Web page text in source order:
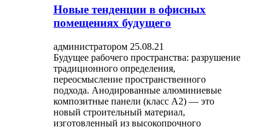
Новые тенденции в офисных
помещениях будущего
администратором 25.08.21
Будущее рабочего пространства: разрушение
традиционного определения,
переосмысление пространственного
подхода. Анодированные алюминиевые
композитные панели (класс A2) — это
новый строительный материал,
изготовленный из высокопрочного